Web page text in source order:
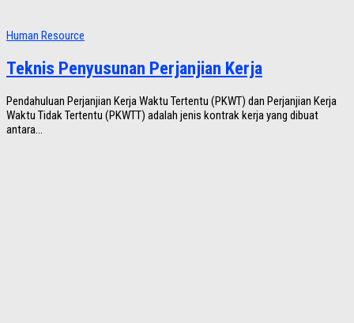
Human Resource
Teknis Penyusunan Perjanjian Kerja
Pendahuluan Perjanjian Kerja Waktu Tertentu (PKWT) dan Perjanjian Kerja
Waktu Tidak Tertentu (PKWTT) adalah jenis kontrak kerja yang dibuat
antara...